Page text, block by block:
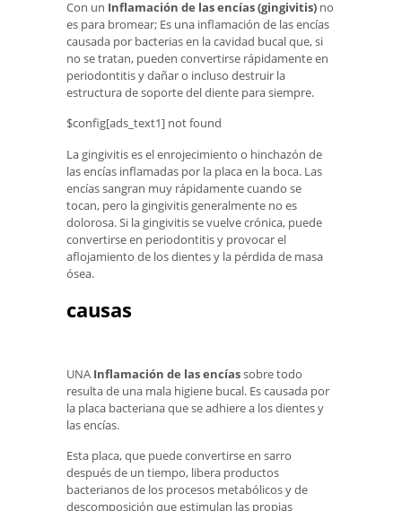
Con un Inflamación de las encías (gingivitis) no
es para bromear; Es una inflamación de las encías
causada por bacterias en la cavidad bucal que, si
no se tratan, pueden convertirse rápidamente en
periodontitis y dañar o incluso destruir la
estructura de soporte del diente para siempre.
$config[ads_text1] not found
La gingivitis es el enrojecimiento o hinchazón de
las encías inflamadas por la placa en la boca. Las
encías sangran muy rápidamente cuando se
tocan, pero la gingivitis generalmente no es
dolorosa. Si la gingivitis se vuelve crónica, puede
convertirse en periodontitis y provocar el
aflojamiento de los dientes y la pérdida de masa
ósea.
causas
UNA Inflamación de las encíassobre todo
resulta de una mala higiene bucal. Es causada por
la placa bacteriana que se adhiere a los dientes y
las encías.
Esta placa, que puede convertirse en sarro
después de un tiempo, libera productos
bacterianos de los procesos metabólicos y de
descomposición que estimulan las propias